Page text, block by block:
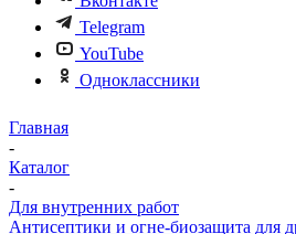
Telegram
YouTube
Одноклассники
Главная
-
Каталог
-
Для внутренних работ
Антисептики и огне-биозащита для